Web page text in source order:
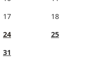
17
18
24
25
31